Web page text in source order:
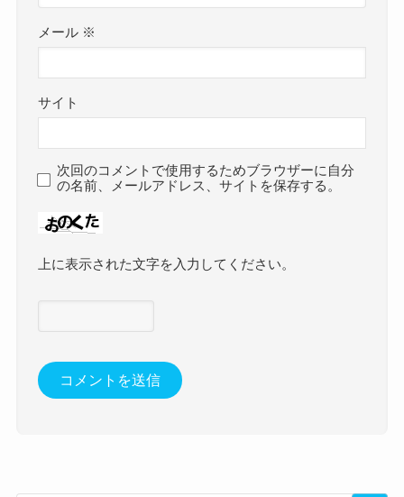
メール ※
サイト
次回のコメントで使用するためブラウザーに自分
の名前、メールアドレス、サイトを保存する。
上に表示された文字を入力してください。